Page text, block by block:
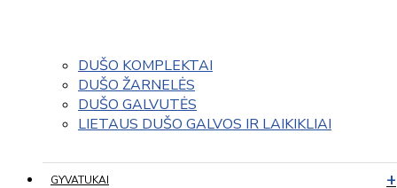
DUŠO KOMPLEKTAI
DUŠO ŽARNELĖS
DUŠO GALVUTĖS
LIETAUS DUŠO GALVOS IR LAIKIKLIAI
GYVATUKAI